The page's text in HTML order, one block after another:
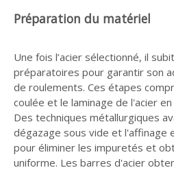
Préparation du matériel
Une fois l’acier sélectionné, il
préparatoires pour garantir son
de roulements. Ces étapes
coulée et le laminage de l'acier
Des techniques métallurgiques
dégazage sous vide et l'affinage
pour éliminer les impuretés et
uniforme. Les barres d'acier